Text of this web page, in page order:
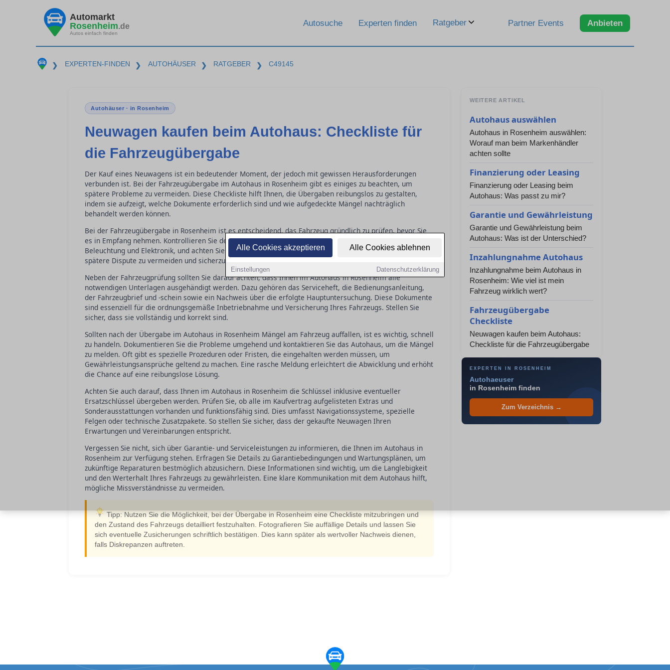
Alle Cookies akzeptieren Alle Cookies ablehnen
Einstellungen Datenschutzerklärung
Automarkt
Rosenheim.de
Autos einfach finden
Autosuche Experten finden Ratgeber Partner Events Anbieten
❯ EXPERTEN-FINDEN ❯ AUTOHÄUSER ❯ RATGEBER ❯ C49145
Autohäuser · in Rosenheim
Neuwagen kaufen beim Autohaus: Checkliste für
die Fahrzeugübergabe
Der Kauf eines Neuwagens ist ein bedeutender Moment, der jedoch mit gewissen Herausforderungen
verbunden ist. Bei der Fahrzeugübergabe im Autohaus in Rosenheim gibt es einiges zu beachten, um
spätere Probleme zu vermeiden. Diese Checkliste hilft Ihnen, die Übergaben reibungslos zu gestalten,
indem sie aufzeigt, welche Dokumente erforderlich sind und wie aufgedeckte Mängel nachträglich
behandelt werden können.
Bei der Fahrzeugübergabe in Rosenheim ist es entscheidend, das Fahrzeug gründlich zu prüfen, bevor Sie
es in Empfang nehmen. Kontrollieren Sie den Lack auf Kratzer, überprüfen Sie alle Funktionen, wie
Beleuchtung und Elektronik, und achten Sie auf den korrekten Kilometerstand. Solche Inspektionen helfen,
spätere Dispute zu vermeiden und sicherzustellen, dass das Auto in einwandfreiem Zustand ist.
Neben der Fahrzeugprüfung sollten Sie darauf achten, dass Ihnen im Autohaus in Rosenheim alle
notwendigen Unterlagen ausgehändigt werden. Dazu gehören das Serviceheft, die Bedienungsanleitung,
der Fahrzeugbrief und -schein sowie ein Nachweis über die erfolgte Hauptuntersuchung. Diese Dokumente
sind essenziell für die ordnungsgemäße Inbetriebnahme und Versicherung Ihres Fahrzeugs. Stellen Sie
sicher, dass sie vollständig und korrekt sind.
Sollten nach der Übergabe im Autohaus in Rosenheim Mängel am Fahrzeug auffallen, ist es wichtig, schnell
zu handeln. Dokumentieren Sie die Probleme umgehend und kontaktieren Sie das Autohaus, um die Mängel
zu melden. Oft gibt es spezielle Prozeduren oder Fristen, die eingehalten werden müssen, um
Gewährleistungsansprüche geltend zu machen. Eine rasche Meldung erleichtert die Abwicklung und erhöht
die Chance auf eine reibungslose Lösung.
Achten Sie auch darauf, dass Ihnen im Autohaus in Rosenheim die Schlüssel inklusive eventueller
Ersatzschlüssel übergeben werden. Prüfen Sie, ob alle im Kaufvertrag aufgelisteten Extras und
Sonderausstattungen vorhanden und funktionsfähig sind. Dies umfasst Navigationssysteme, spezielle
Felgen oder technische Zusatzpakete. So stellen Sie sicher, dass der gekaufte Neuwagen Ihren
Erwartungen und Vereinbarungen entspricht.
Vergessen Sie nicht, sich über Garantie- und Serviceleistungen zu informieren, die Ihnen im Autohaus in
Rosenheim zur Verfügung stehen. Erfragen Sie Details zu Garantiebedingungen und Wartungsplänen, um
zukünftige Reparaturen bestmöglich abzusichern. Diese Informationen sind wichtig, um die Langlebigkeit
und den Werterhalt Ihres Fahrzeugs zu gewährleisten. Eine klare Kommunikation mit dem Autohaus hilft,
mögliche Missverständnisse zu vermeiden.
Tipp: Nutzen Sie die Möglichkeit, bei der Übergabe in Rosenheim eine Checkliste mitzubringen und
den Zustand des Fahrzeugs detailliert festzuhalten. Fotografieren Sie auffällige Details und lassen Sie
sich eventuelle Zusicherungen schriftlich bestätigen. Dies kann später als wertvoller Nachweis dienen,
falls Diskrepanzen auftreten.
WEITERE ARTIKEL
Autohaus auswählen
Autohaus in Rosenheim auswählen:
Worauf man beim Markenhändler
achten sollte
Finanzierung oder Leasing
Finanzierung oder Leasing beim
Autohaus: Was passt zu mir?
Garantie und Gewährleistung
Garantie und Gewährleistung beim
Autohaus: Was ist der Unterschied?
Inzahlungnahme Autohaus
Inzahlungnahme beim Autohaus in
Rosenheim: Wie viel ist mein
Fahrzeug wirklich wert?
Fahrzeugübergabe
Checkliste
Neuwagen kaufen beim Autohaus:
Checkliste für die Fahrzeugübergabe
EXPERTEN IN ROSENHEIM
Autohaeuser
in Rosenheim finden
Zum Verzeichnis →